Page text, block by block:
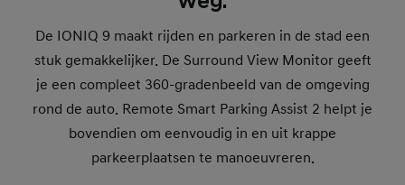
De IONIQ 9 maakt rijden en parkeren in de stad een
stuk gemakkelijker. De Surround View Monitor geeft
je een compleet 360-gradenbeeld van de omgeving
rond de auto. Remote Smart Parking Assist 2 helpt je
bovendien om eenvoudig in en uit krappe
parkeerplaatsen te manoeuvreren.